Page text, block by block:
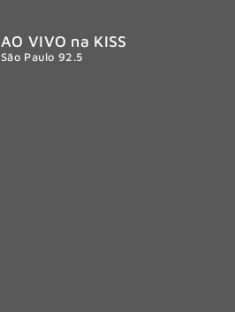
AO VIVO na KISS
São Paulo 92.5